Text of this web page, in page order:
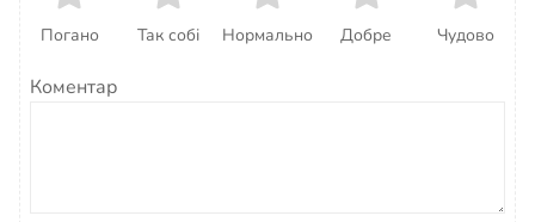
Погано Так собі Нормально Добре Чудово
Коментар